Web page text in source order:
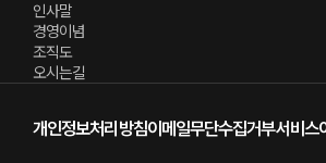
인사말
경영이념
조직도
오시는길
개인정보처리방침이메일무단수집거부서비스